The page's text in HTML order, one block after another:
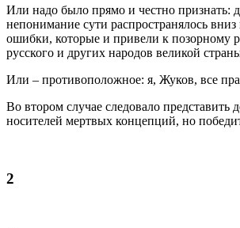
Или надо было прямо и честно признать:
непонимание сути распространялось
ошибки, которые и привели к позорному
русского и других народов великой
Или – противоположное: я, Жуков, все
Во втором случае следовало
носителей мертвых концепций, но
2